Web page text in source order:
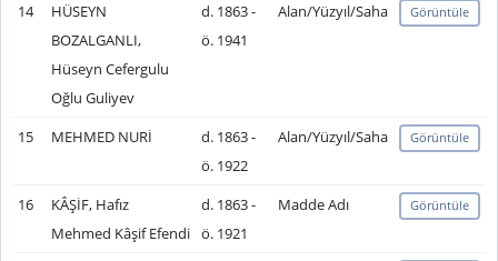
14
HÜSEYN
BOZALGANLI,
Hüseyn Cefergulu
Oğlu Guliyev
d. 1863 -
ö. 1941
Alan/Yüzyıl/Saha Görüntüle
15 MEHMED NURİ
d. 1863 -
ö. 1922
Alan/Yüzyıl/Saha Görüntüle
16
KÂŞİF, Hafız
Mehmed Kâşif Efendi
d. 1863 -
ö. 1921
Madde Adı Görüntüle